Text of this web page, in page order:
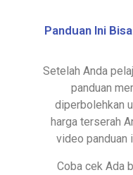
Panduan Ini
Setelah Anda
panduan
diperbolehkan
harga terserah
video panduan
Coba cek Ada